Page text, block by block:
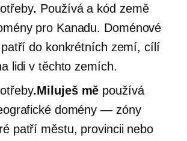
. Používá a kód země
pro Kanadu. Doménové
do konkrétních zemí, cílí
lidi v těchto zemích.
.Miluješ mě používá
domény — zóny
patří městu, provincii nebo